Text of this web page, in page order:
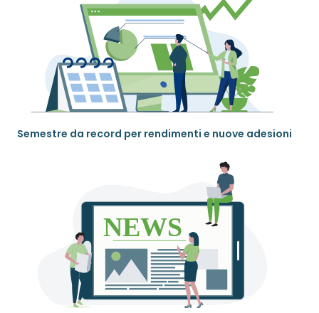
Semestre da record per rendimenti e nuove adesioni